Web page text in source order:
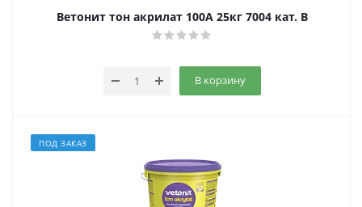
Ветонит тон акрилат 100А 25кг 7004 кат. B
В корзину
ПОД ЗАКАЗ